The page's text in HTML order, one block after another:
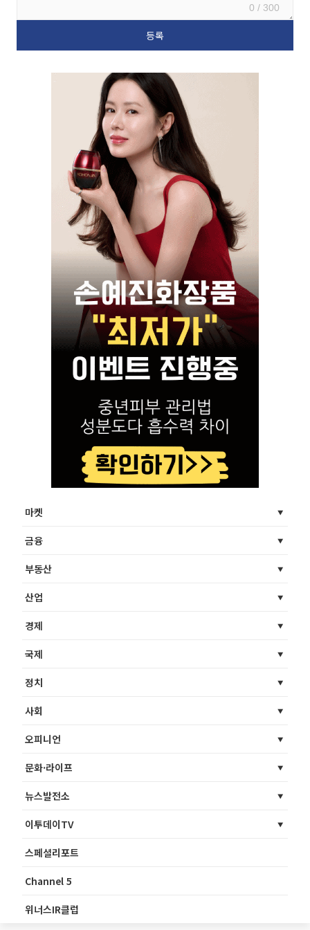
0 / 300
마켓
금융
부동산
산업
경제
국제
정치
사회
오피니언
문화·라이프
뉴스발전소
이투데이TV
스페셜리포트
Channel 5
위너스IR클럽